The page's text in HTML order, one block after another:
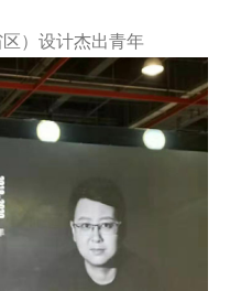
区）设计杰出青年